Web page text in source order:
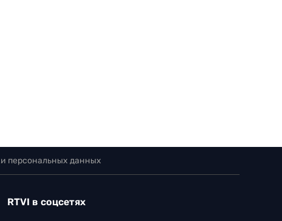
персональных данных
RTVI в соцсетях